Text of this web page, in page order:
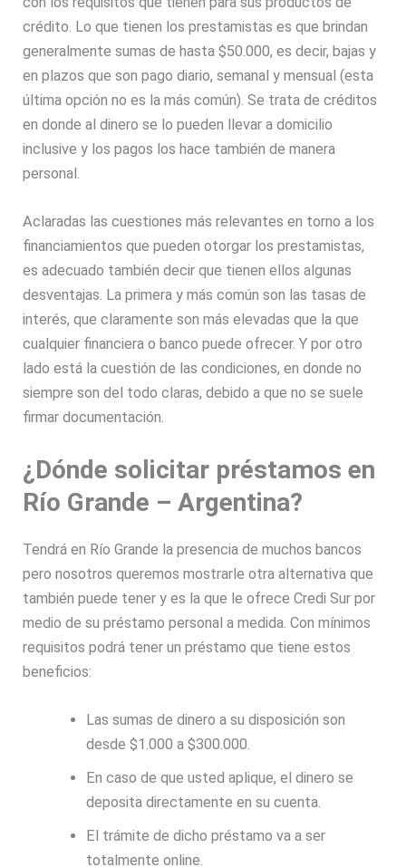
crédito. Lo que tienen los prestamistas es que brindan
generalmente sumas de hasta $50.000, es decir, bajas y
en plazos que son pago diario, semanal y mensual (esta
última opción no es la más común). Se trata de créditos
en donde al dinero se lo pueden llevar a domicilio
inclusive y los pagos los hace también de manera
personal.
Aclaradas las cuestiones más relevantes en torno a los
financiamientos que pueden otorgar los prestamistas,
es adecuado también decir que tienen ellos algunas
desventajas. La primera y más común son las tasas de
interés, que claramente son más elevadas que la que
cualquier financiera o banco puede ofrecer. Y por otro
lado está la cuestión de las condiciones, en donde no
siempre son del todo claras, debido a que no se suele
firmar documentación.
¿Dónde solicitar préstamos en
Río Grande – Argentina?
Tendrá en Río Grande la presencia de muchos bancos
pero nosotros queremos mostrarle otra alternativa que
también puede tener y es la que le ofrece Credi Sur por
medio de su préstamo personal a medida. Con mínimos
requisitos podrá tener un préstamo que tiene estos
beneficios:
Las sumas de dinero a su disposición son
desde $1.000 a $300.000.
En caso de que usted aplique, el dinero se
deposita directamente en su cuenta.
El trámite de dicho préstamo va a ser
totalmente online.